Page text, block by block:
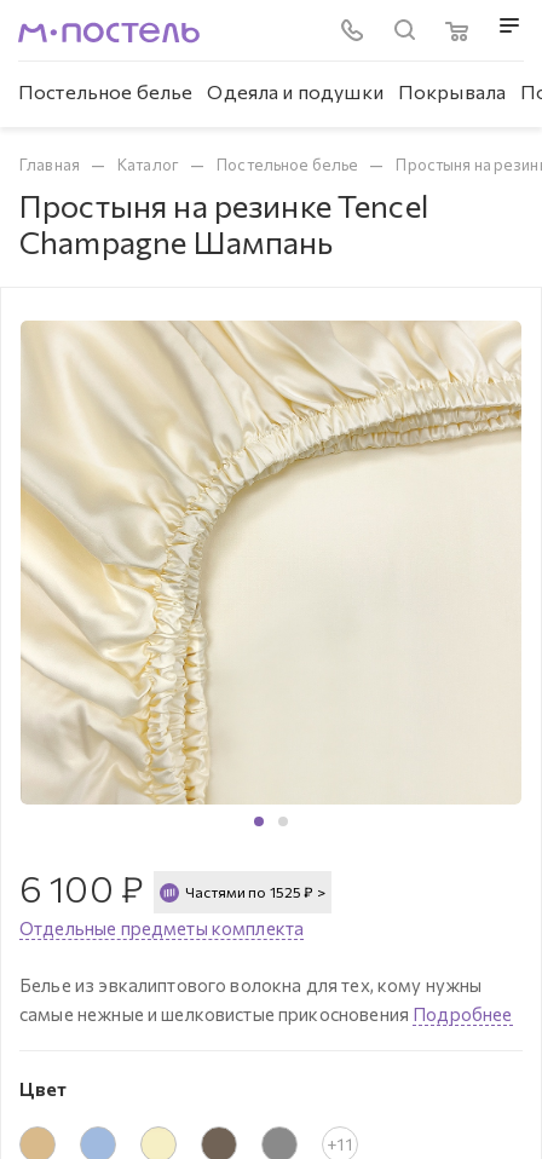
Постельное белье Одеяла и подушки Покрывала
Главная — Каталог — Постельное белье — Простыня на
Простыня на резинке Tencel
Champagne Шампань
6 100 ₽ Частями по 1525 ₽ >
Отдельные предметы комплекта
Белье из эвкалиптового волокна для тех, кому нужны
самые нежные и шелковистые прикосновения Подробнее
Цвет
+11